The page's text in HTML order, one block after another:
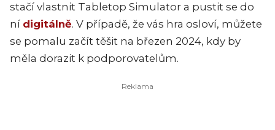
stačí vlastnit Tabletop Simulator a pustit se do
ní digitálně. V případě, že vás hra osloví, můžete
se pomalu začít těšit na březen 2024, kdy by
měla dorazit k podporovatelům.